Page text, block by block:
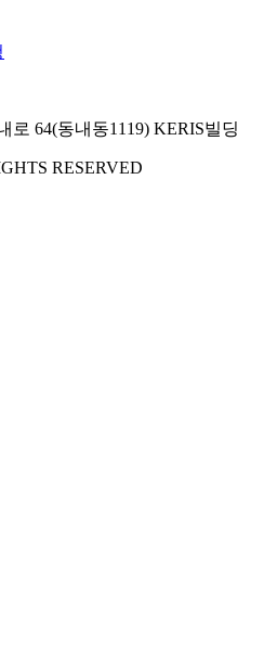
로 64(동내동1119) KERIS빌딩
RESERVED